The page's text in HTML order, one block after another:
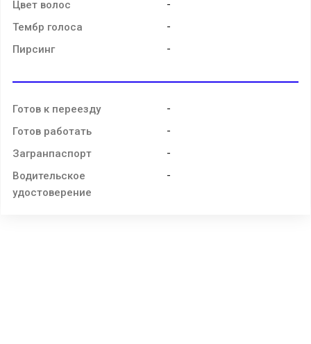
Цвет волос -
Тембр голоса -
Пирсинг -
Готов к переезду -
Готов работать -
Загранпаспорт -
Водительское
удостоверение
-